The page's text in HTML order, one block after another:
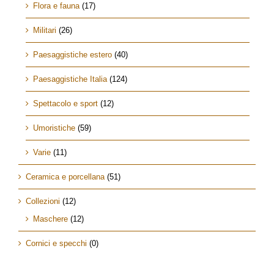
Flora e fauna (17)
Militari (26)
Paesaggistiche estero (40)
Paesaggistiche Italia (124)
Spettacolo e sport (12)
Umoristiche (59)
Varie (11)
Ceramica e porcellana (51)
Collezioni (12)
Maschere (12)
Cornici e specchi (0)